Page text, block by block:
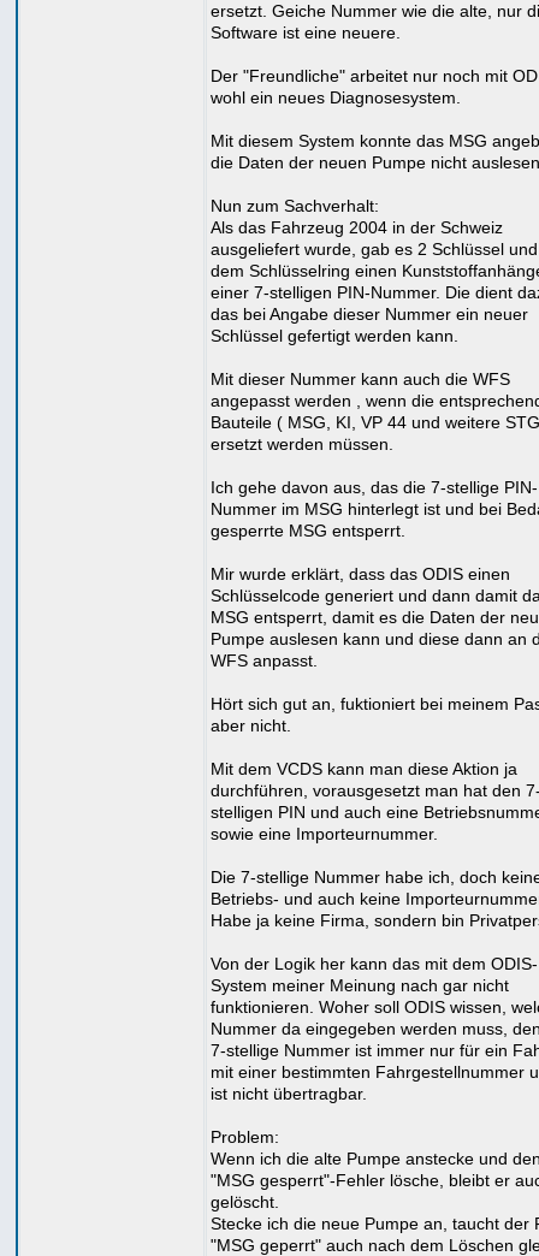
ersetzt. Geiche Nummer wie die alte, nur
Software ist eine neuere.
Der "Freundliche" arbeitet nur noch mit
wohl ein neues Diagnosesystem.
Mit diesem System konnte das MSG
die Daten der neuen Pumpe nicht
Nun zum Sachverhalt:
Als das Fahrzeug 2004 in der Schweiz
ausgeliefert wurde, gab es 2 Schlüssel
dem Schlüsselring einen
einer 7-stelligen PIN-Nummer. Die dient
das bei Angabe dieser Nummer ein neuer
Schlüssel gefertigt werden kann.
Mit dieser Nummer kann auch die WFS
angepasst werden , wenn die
Bauteile ( MSG, KI, VP 44 und weitere
ersetzt werden müssen.
Ich gehe davon aus, das die 7-stellige PIN-
Nummer im MSG hinterlegt ist und bei
gesperrte MSG entsperrt.
Mir wurde erklärt, dass das ODIS einen
Schlüsselcode generiert und dann damit
MSG entsperrt, damit es die Daten der
Pumpe auslesen kann und diese dann an
WFS anpasst.
Hört sich gut an, fuktioniert bei meinem
aber nicht.
Mit dem VCDS kann man diese Aktion ja
durchführen, vorausgesetzt man hat den
stelligen PIN und auch eine
sowie eine Importeurnummer.
Die 7-stellige Nummer habe ich, doch
Betriebs- und auch keine
Habe ja keine Firma, sondern bin
Von der Logik her kann das mit dem ODIS-
System meiner Meinung nach gar nicht
funktionieren. Woher soll ODIS wissen,
Nummer da eingegeben werden muss,
7-stellige Nummer ist immer nur für ein
mit einer bestimmten Fahrgestellnummer
ist nicht übertragbar.
Problem:
Wenn ich die alte Pumpe anstecke und
"MSG gesperrt"-Fehler lösche, bleibt er
gelöscht.
Stecke ich die neue Pumpe an, taucht der
"MSG geperrt" auch nach dem Löschen